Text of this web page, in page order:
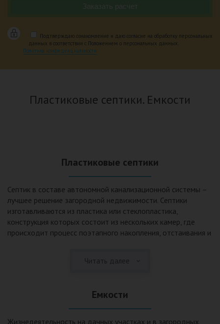
Подтверждаю ознакомление и даю согласие на обработку персональных
данных в соответствии с Положением о персональных данных.
Политика конфиденциальности
Пластиковые септики. Емкости
Пластиковые септики
Септик в составе автономной канализационной системы –
лучшее решение загородной недвижимости. Септики
изготавливаются из пластика или стеклопластика,
конструкция которых состоит из нескольких камер, где
происходит процесс поэтапного накопления, отстаивания и
длительный срок службы, так как не подвержены коррозии.
состоянии. 3. Могут эксплуатироваться в любом регионе
России при любых низких температурах. 4. Полностью
герметичны, что дает гарантию по полной безопасности
Читать далее
Емкости
Жизнедеятельность на дачных участках и в загородных